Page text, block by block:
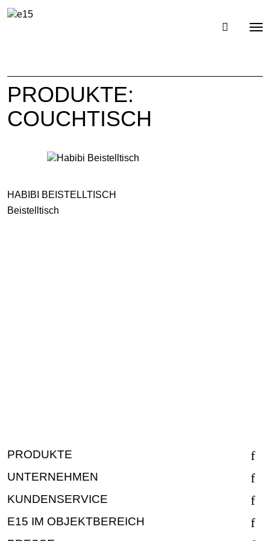
PRODUKTE:
COUCHTISCH
HABIBI BEISTELLTISCH
Beistelltisch
PRODUKTE
UNTERNEHMEN
KUNDENSERVICE
E15 IM OBJEKTBEREICH